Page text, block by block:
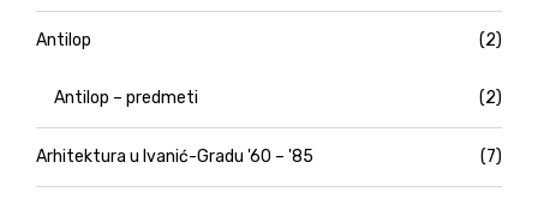
Antilop (2)
Antilop – predmeti (2)
Arhitektura u Ivanić-Gradu '60 – '85 (7)